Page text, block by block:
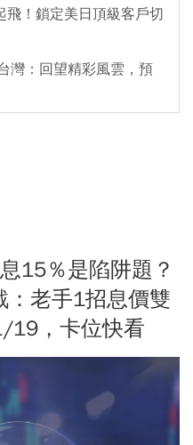
飛！鎖定美日頂級客戶切
灣：回望精彩風雲，預
15％是陷阱題？
：老手1招息價雙
19，卡位快看